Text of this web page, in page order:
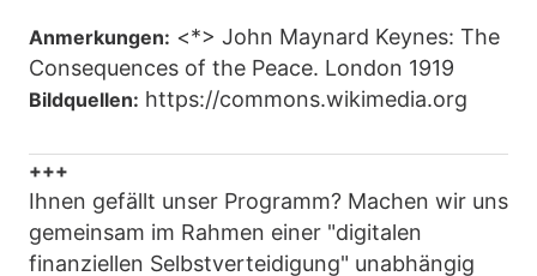
Anmerkungen: <*> John Maynard Keynes: The
Consequences of the Peace. London 1919
Bildquellen: https://commons.wikimedia.org
+++
Ihnen gefällt unser Programm? Machen wir uns
gemeinsam im Rahmen einer "digitalen
finanziellen Selbstverteidigung" unabhängig